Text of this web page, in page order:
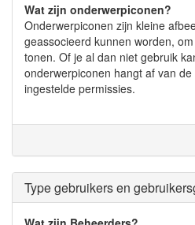
Wat zijn onderwerpiconen?
Onderwerpiconen zijn kleine
geassocieerd kunnen worden,
tonen. Of je al dan niet gebruik
onderwerpiconen hangt af van
ingestelde permissies.
Type gebruikers en